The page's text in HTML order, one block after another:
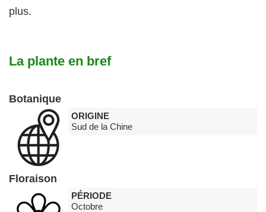
plus.
La plante en bref
Botanique
ORIGINE
Sud de la Chine
Floraison
PÉRIODE
Octobre